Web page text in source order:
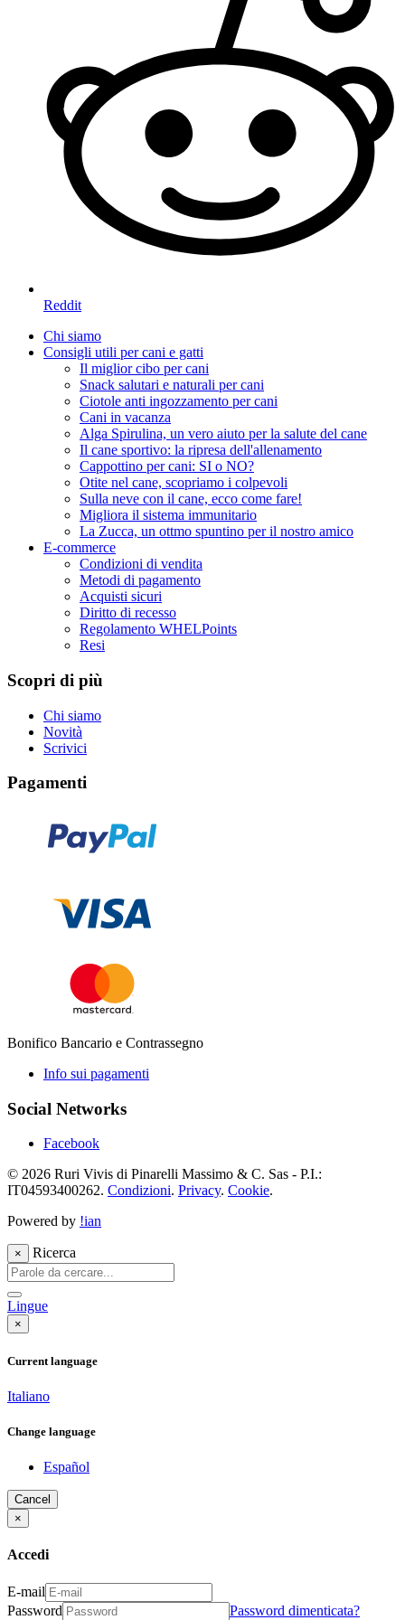
Reddit
Chi siamo
Consigli utili per cani e gatti
Il miglior cibo per cani
Snack salutari e naturali per cani
Ciotole anti ingozzamento per cani
Cani in vacanza
Alga Spirulina, un vero aiuto per la salute del cane
Il cane sportivo: la ripresa dell'allenamento
Cappottino per cani: SI o NO?
Otite nel cane, scopriamo i colpevoli
Sulla neve con il cane, ecco come fare!
Migliora il sistema immunitario
La Zucca, un ottmo spuntino per il nostro amico
E-commerce
Condizioni di vendita
Metodi di pagamento
Acquisti sicuri
Diritto di recesso
Regolamento WHELPoints
Resi
Scopri di più
Chi siamo
Novità
Scrivici
Pagamenti
Bonifico Bancario e Contrassegno
Info sui pagamenti
Social Networks
Facebook
© 2026 Ruri Vivis di Pinarelli Massimo & C. Sas - P.I.:
IT04593400262. Condizioni. Privacy. Cookie.
Powered by !ian
× Ricerca
Lingue
×
Current language
Italiano
Change language
Español
Cancel
×
Accedi
E-mail
Password
Password dimenticata?